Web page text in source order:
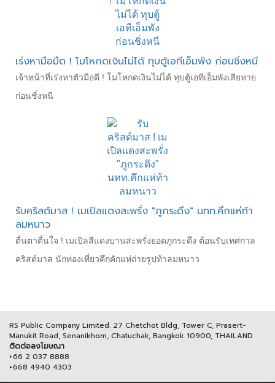
เร่งหามือมืด ! โมโหกดเงินไม่ได้ ทุบตู้เอทีเอ็มพัง ก่อนชิ่งหนี
เจ้าหน้าที่เร่งหาตัวมือดี ! โมโหกดเงินไม่ได้ ทุบตู้เอทีเอ็มพังเสียหาย
ก่อนชิ่งหนี
รับคริสต์มาส ! เมเปิลแดงสะพรั่ง "ภูกระดึง" นทท.คึกแห่ท้า
ลมหนาว
ตื่นตาตื่นใจ ! เมเปิลสีแดงบานสะพรั่งยอดภูกระดึง ต้อนรับเทศกาล
คริสต์มาส นักท่องเที่ยวคึกคักแห่ถ่ายรูปท้าลมหนาว
RS Public Company Limited. 27 Chetchot Bldg, Tower C, Prasert-
Manukit Road, Senanikhom, Chatuchak, Bangkok 10900, THAILAND
ติดต่อลงโฆษณา
+66 2 037 8888
+668 4940 4303